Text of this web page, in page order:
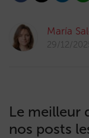
María
29/12/
Le meilleur
nos posts